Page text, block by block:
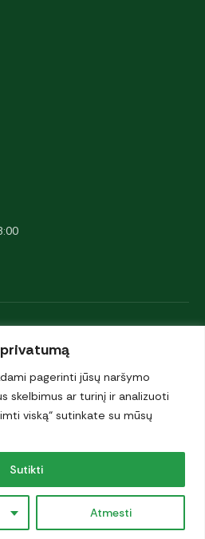
pagerinti jūsų naršymo
skelbimus ar turinį ir analizuoti
viską“ sutinkate su mūsų
Atmesti
Sutikti
politika
·
Slapukai